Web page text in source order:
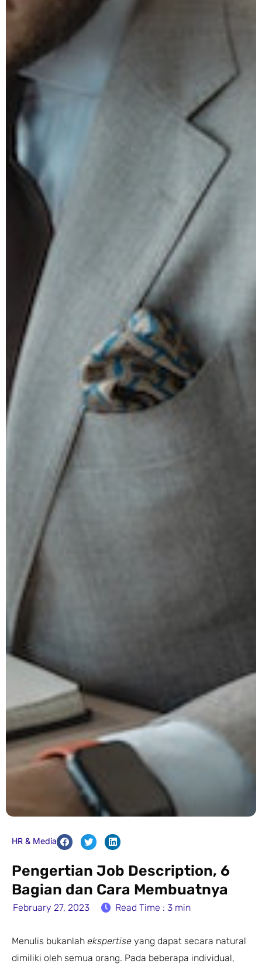
HR & Media
Pengertian Job Description, 6
Bagian dan Cara Membuatnya
February 27, 2023 Read Time : 3 min
Menulis bukanlah ekspertise yang dapat secara natural
dimiliki oleh semua orang. Pada beberapa individual,